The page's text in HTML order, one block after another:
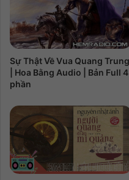
Sự Thật Về Vua Quang Trung
| Hoa Bằng Audio | Bản Full 4
phần